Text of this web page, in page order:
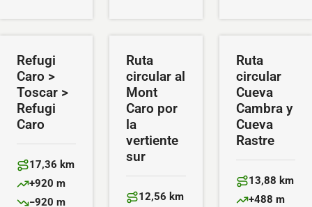
Refugi
Caro >
Toscar >
Refugi
Caro
Distancia:
17,36 km
Desnivel positivo:
+920 m
−920 m
Ruta
circular al
Mont
Caro por
la
vertiente
sur
12,56 km
Ruta
circular
Cueva
Cambra y
Cueva
Rastre
Distancia:
13,88 km
+488 m